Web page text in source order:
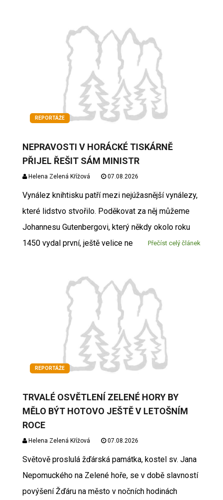
REPORTÁŽE
NEPRAVOSTI V HORÁCKÉ TISKÁRNĚ
PŘIJEL ŘEŠIT SÁM MINISTR
Helena Zelená Křížová 07.08.2026
Vynález knihtisku patří mezi nejúžasnější vynálezy,
které lidstvo stvořilo. Poděkovat za něj můžeme
Johannesu Gutenbergovi, který někdy okolo roku
1450 vydal první, ještě velice ne
Přečíst celý článek
REPORTÁŽE
TRVALÉ OSVĚTLENÍ ZELENÉ HORY BY
MĚLO BÝT HOTOVO JEŠTĚ V LETOŠNÍM
ROCE
Helena Zelená Křížová 07.08.2026
Světově proslulá žďárská památka, kostel sv. Jana
Nepomuckého na Zelené hoře, se v době slavností
povýšení Žďáru na město v nočních hodinách